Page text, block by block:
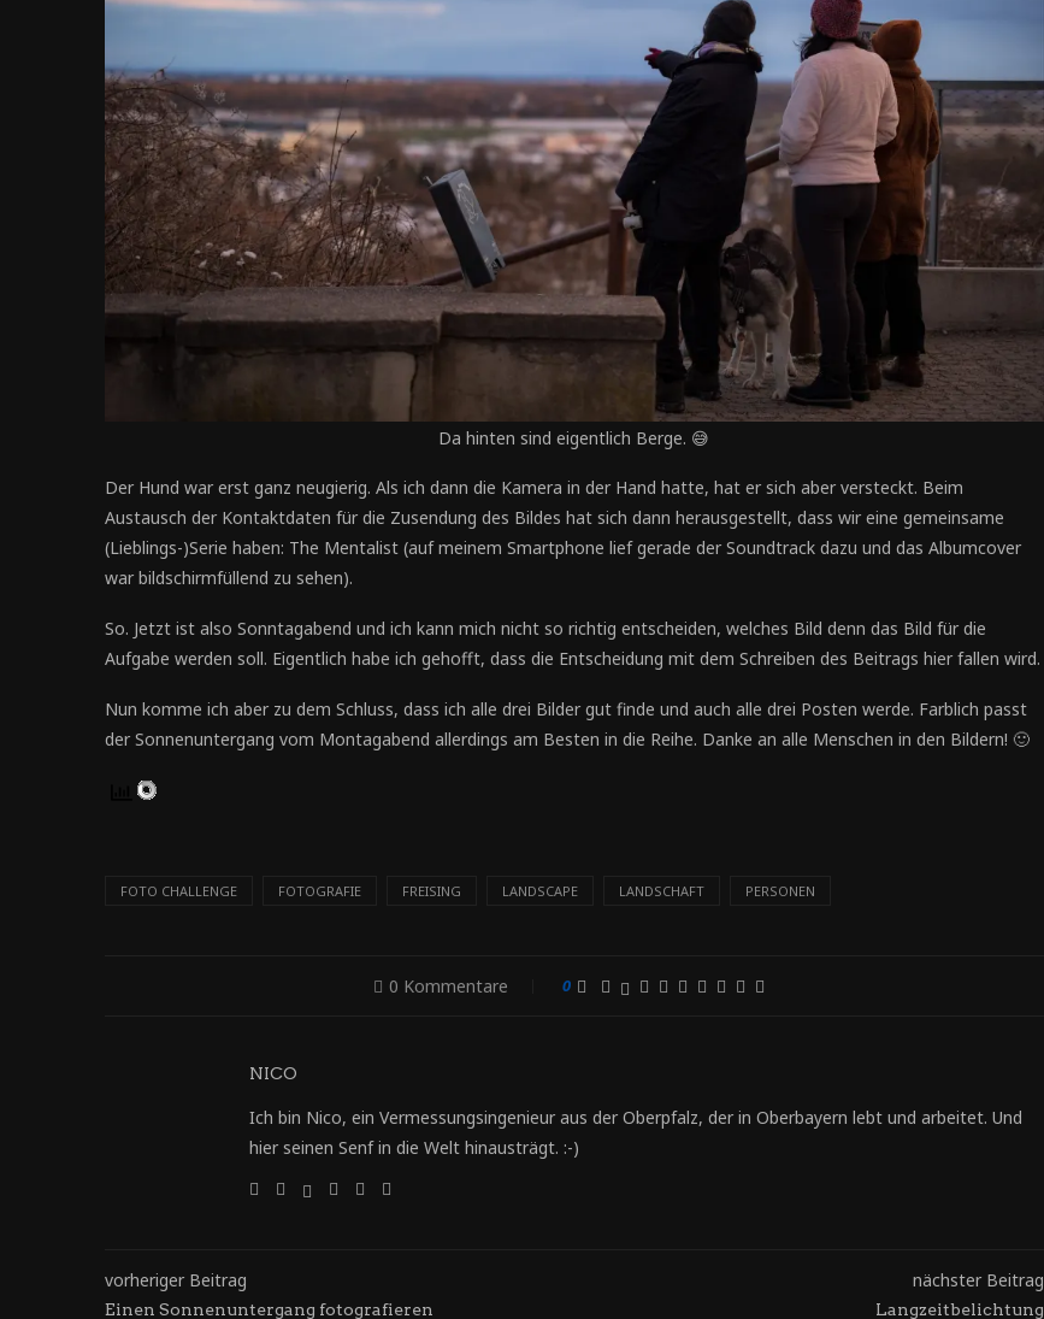
Da hinten sind eigentlich Berge. 😅
Der Hund war erst ganz neugierig. Als ich dann die Kamera in der Hand hatte, hat er sich aber versteckt. Beim
Austausch der Kontaktdaten für die Zusendung des Bildes hat sich dann herausgestellt, dass wir eine gemeinsame
(Lieblings-)Serie haben: The Mentalist (auf meinem Smartphone lief gerade der Soundtrack dazu und das Albumcover
war bildschirmfüllend zu sehen).
So. Jetzt ist also Sonntagabend und ich kann mich nicht so richtig entscheiden, welches Bild denn das Bild für die
Aufgabe werden soll. Eigentlich habe ich gehofft, dass die Entscheidung mit dem Schreiben des Beitrags hier fallen wird.
Nun komme ich aber zu dem Schluss, dass ich alle drei Bilder gut finde und auch alle drei Posten werde. Farblich passt
der Sonnenuntergang vom Montagabend allerdings am Besten in die Reihe. Danke an alle Menschen in den Bildern! 🙂
FOTO CHALLENGE FOTOGRAFIE FREISING LANDSCAPE LANDSCHAFT PERSONEN
0 Kommentare 0
NICO
Ich bin Nico, ein Vermessungsingenieur aus der Oberpfalz, der in Oberbayern lebt und arbeitet. Und
hier seinen Senf in die Welt hinausträgt. :-)
vorheriger Beitrag
Einen Sonnenuntergang fotografieren
nächster Beitrag
Langzeitbelichtung